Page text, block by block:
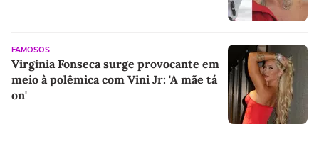
FAMOSOS
Virginia Fonseca surge provocante em
meio à polêmica com Vini Jr: 'A mãe tá
on'